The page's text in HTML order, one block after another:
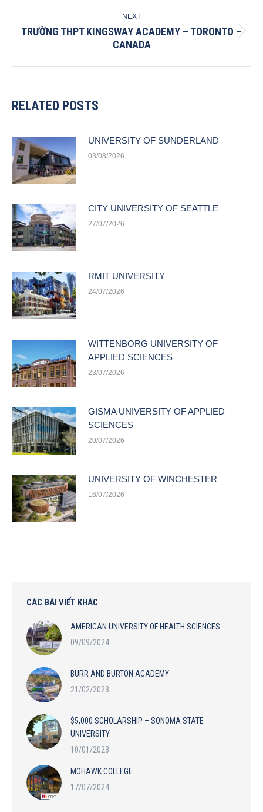
NEXT
Next
post:
TRƯỜNG THPT KINGSWAY ACADEMY – TORONTO –
CANADA
RELATED POSTS
UNIVERSITY OF SUNDERLAND
03/08/2026
CITY UNIVERSITY OF SEATTLE
27/07/2026
RMIT UNIVERSITY
24/07/2026
WITTENBORG UNIVERSITY OF
APPLIED SCIENCES
23/07/2026
GISMA UNIVERSITY OF APPLIED
SCIENCES
20/07/2026
UNIVERSITY OF WINCHESTER
16/07/2026
CÁC BÀI VIẾT KHÁC
AMERICAN UNIVERSITY OF HEALTH SCIENCES
09/09/2024
BURR AND BURTON ACADEMY
21/02/2023
$5,000 SCHOLARSHIP – SONOMA STATE
UNIVERSITY
10/01/2023
MOHAWK COLLEGE
17/07/2024